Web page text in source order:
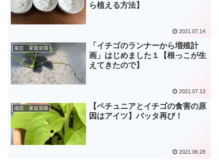
ら植える方法】
2021.07.14
園芸・家庭菜園
「イチゴのランナーから増殖計
画」はじめました１【根っこが生
えてきたので】
2021.07.13
園芸・家庭菜園
【ペチュニアとイチゴの食害の原
因はアイツ】バッタ再び！
2021.06.28